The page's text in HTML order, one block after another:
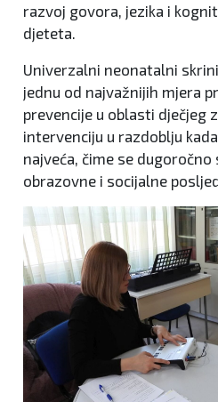
razvoj govora, jezika i
djeteta.
Univerzalni neonatalni
jednu od najvažnijih mjera
prevencije u oblasti dječjeg
intervenciju u razdoblju
najveća, čime se dugoročno
obrazovne i socijalne